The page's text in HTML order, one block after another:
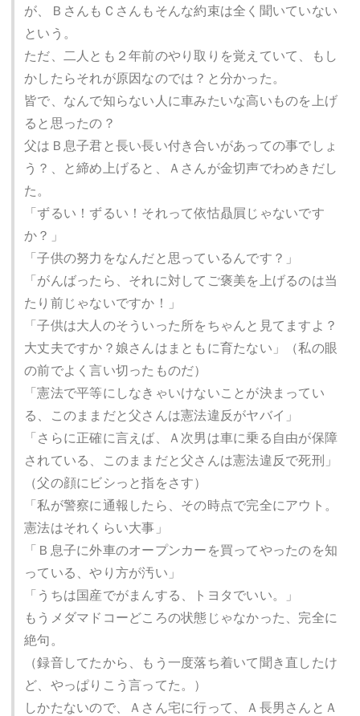
が、ＢさんもＣさんもそんな約束は全く聞いていない
という。
ただ、二人とも２年前のやり取りを覚えていて、もし
かしたらそれが原因なのでは？と分かった。
皆で、なんで知らない人に車みたいな高いものを上げ
ると思ったの？
父はＢ息子君と長い長い付き合いがあっての事でしょ
う？、と締め上げると、Ａさんが金切声でわめきだし
た。
「ずるい！ずるい！それって依怙贔屓じゃないです
か？」
「子供の努力をなんだと思っているんです？」
「がんばったら、それに対してご褒美を上げるのは当
たり前じゃないですか！」
「子供は大人のそういった所をちゃんと見てますよ？
大丈夫ですか？娘さんはまともに育たない」（私の眼
の前でよく言い切ったものだ）
「憲法で平等にしなきゃいけないことが決まってい
る、このままだと父さんは憲法違反がヤバイ」
「さらに正確に言えば、Ａ次男は車に乗る自由が保障
されている、このままだと父さんは憲法違反で死刑」
（父の顔にビシっと指をさす）
「私が警察に通報したら、その時点で完全にアウト。
憲法はそれくらい大事」
「Ｂ息子に外車のオープンカーを買ってやったのを知
っている、やり方が汚い」
「うちは国産でがまんする、トヨタでいい。」
もうメダマドコーどころの状態じゃなかった、完全に
絶句。
（録音してたから、もう一度落ち着いて聞き直したけ
ど、やっぱりこう言ってた。）
しかたないので、Ａさん宅に行って、Ａ長男さんとＡ